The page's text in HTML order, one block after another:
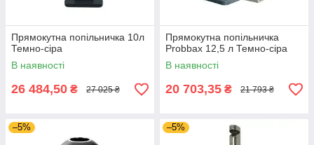
Прямокутна попільничка 10л
Темно-сіра
В наявності
26 484,50 ₴ 27 025 ₴
Прямокутна попільничка
Probbax 12,5 л Темно-сіра
В наявності
20 703,35 ₴ 21 793 ₴
–5% –5%